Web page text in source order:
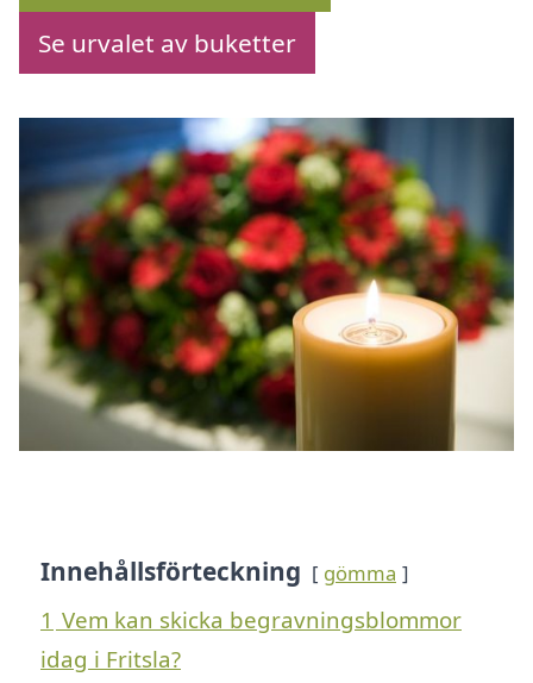
Se urvalet av buketter
Innehållsförteckning gömma
1 Vem kan skicka begravningsblommor
idag i Fritsla?